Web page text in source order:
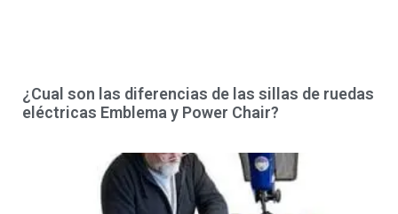
¿Cual son las diferencias de las sillas de ruedas
eléctricas Emblema y Power Chair?